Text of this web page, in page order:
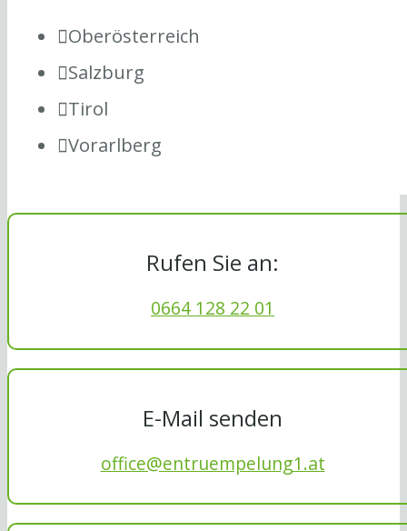
Oberösterreich
Salzburg
Tirol
Vorarlberg
Rufen Sie an:
0664 128 22 01
E-Mail senden
office@entruempelung1.at